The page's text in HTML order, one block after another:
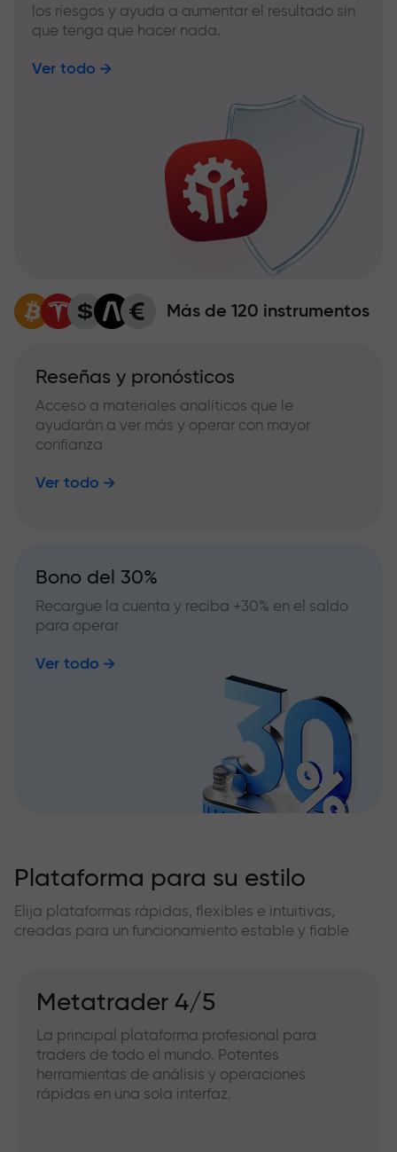
los riesgos y ayuda a aumentar el resultado sin
que tenga que hacer nada.
Ver todo
Más de 120 instrumentos
Reseñas y pronósticos
Acceso a materiales analíticos que le
ayudarán a ver más y operar con mayor
confianza
Ver todo
Bono del 30%
Recargue la cuenta y reciba +30% en el saldo
para operar
Ver todo
Plataforma para su estilo
Elija plataformas rápidas, flexibles e intuitivas,
creadas para un funcionamiento estable y fiable
Metatrader 4/5
La principal plataforma profesional para
traders de todo el mundo. Potentes
herramientas de análisis y operaciones
rápidas en una sola interfaz.